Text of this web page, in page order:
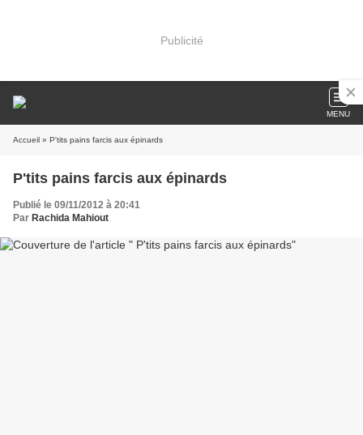
Publicité
MENU
Accueil » P'tits pains farcis aux épinards
P'tits pains farcis aux épinards
Publié le 09/11/2012 à 20:41
Par Rachida Mahiout